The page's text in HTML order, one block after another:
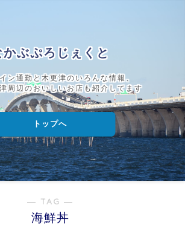
かぶぷろじぇくと
ン通勤と木更津のいろんな情報、
周辺のおいしいお店も紹介してます
トップへ
― TAG ―
海鮮丼